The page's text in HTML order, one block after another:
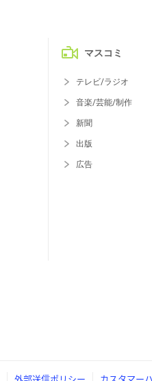
マスコミ
テレビ/ラジオ
音楽/芸能/制作
新聞
出版
広告